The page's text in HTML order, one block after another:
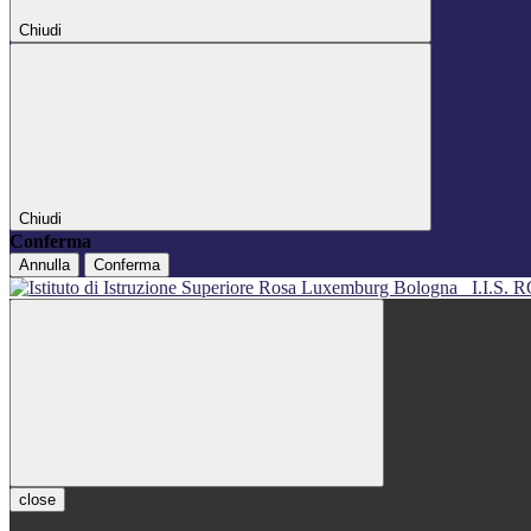
Chiudi
Chiudi
Conferma
Annulla Conferma
I.I.S.
close